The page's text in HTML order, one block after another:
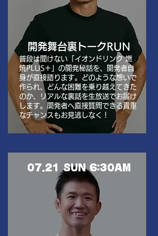
開発舞台裏トークRUN
普段は聞けない「イオンドリンク 燃
焼PLUS＋」の開発秘話を、開発者自
身が直接語ります。どのような想いで
作られ、どんな困難を乗り越えてきた
のか、リアルな裏話を生放送でお届け
します。開発者へ直接質問できる貴重
なチャンスもお見逃しなく！
07.21 SUN 6:30AM